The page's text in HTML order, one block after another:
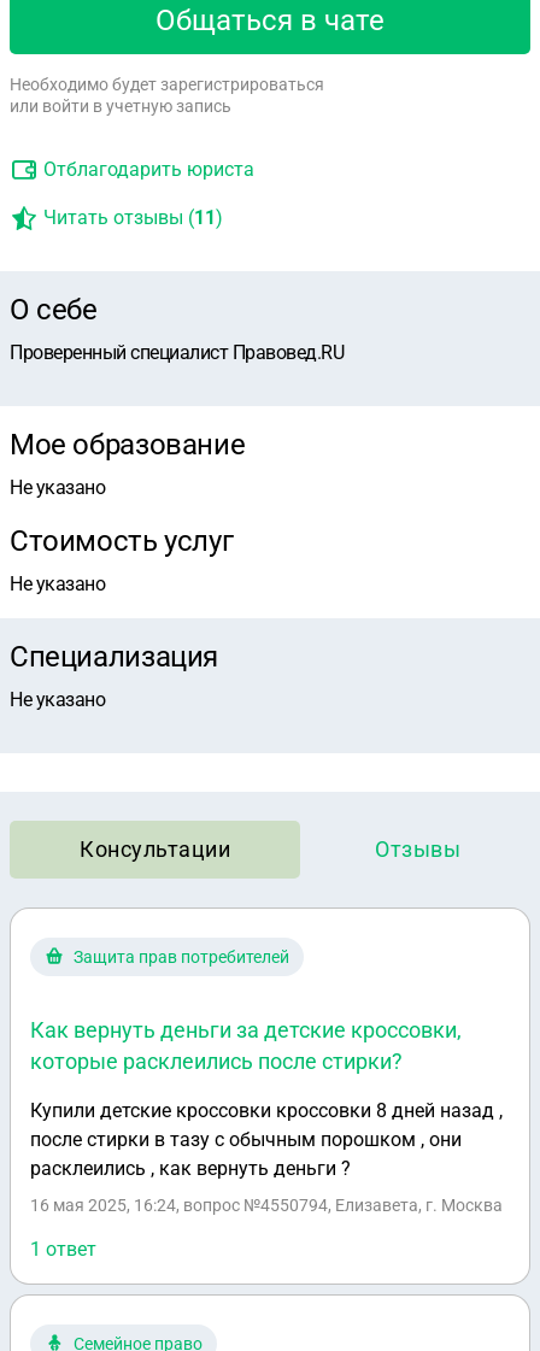
Общаться в чате
Необходимо будет зарегистрироваться
или войти в учетную запись
Отблагодарить юриста
Читать отзывы (11)
О себе
Проверенный специалист Правовед.RU
Мое образование
Не указано
Стоимость услуг
Не указано
Специализация
Не указано
Консультации Отзывы
Защита прав потребителей
Как вернуть деньги за детские кроссовки,
которые расклеились после стирки?
Купили детские кроссовки кроссовки 8 дней назад ,
после стирки в тазу с обычным порошком , они
расклеились , как вернуть деньги ?
16 мая 2025, 16:24, вопрос №4550794, Елизавета, г. Москва
1 ответ
Семейное право